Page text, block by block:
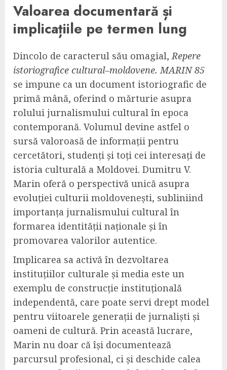
Valoarea documentară și
implicațiile pe termen lung
Dincolo de caracterul său omagial,Repere
istoriografice cultural–moldovene. MARIN 85
se impune ca un document istoriografic de
primă mână, oferind o mărturie asupra
rolului jurnalismului cultural în epoca
contemporană. Volumul devine astfel o
sursă valoroasă de informații pentru
cercetători, studenți și toți cei interesați de
istoria culturală a Moldovei. Dumitru V.
Marin oferă o perspectivă unică asupra
evoluției culturii moldovenești, subliniind
importanța jurnalismului cultural în
formarea identității naționale și în
promovarea valorilor autentice.
Implicarea sa activă în dezvoltarea
instituțiilor culturale și media este un
exemplu de construcție instituțională
independentă, care poate servi drept model
pentru viitoarele generații de jurnaliști și
oameni de cultură. Prin această lucrare,
Marin nu doar că își documentează
parcursul profesional, ci și deschide calea